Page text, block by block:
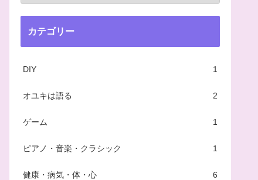
カテゴリー
DIY 1
オユキは語る 2
ゲーム 1
ピアノ・音楽・クラシック 1
健康・病気・体・心 6